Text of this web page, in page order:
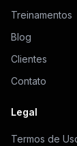
Treinamentos
Blog
Clientes
Contato
Legal
Termos de